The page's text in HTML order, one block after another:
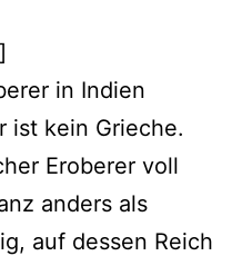
in Indien
ist kein Grieche.
Eroberer voll
anders als
auf dessen Reich